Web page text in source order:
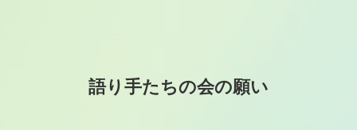
語り手たちの会の願い